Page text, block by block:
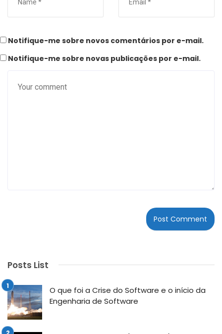
Notifique-me sobre novos comentários por e-mail.
Notifique-me sobre novas publicações por e-mail.
Posts List
O que foi a Crise do Software e o início da
Engenharia de Software